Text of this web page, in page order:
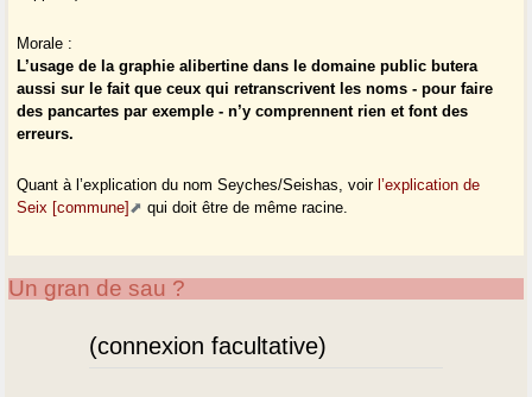
Morale :
L’usage de la graphie alibertine dans le domaine public butera
aussi sur le fait que ceux qui retranscrivent les noms - pour faire
des pancartes par exemple - n’y comprennent rien et font des
erreurs.
Quant à l’explication du nom Seyches/Seishas, voir l’explication de
Seix [commune]
qui doit être de même racine.
Un gran de sau ?
(connexion facultative)